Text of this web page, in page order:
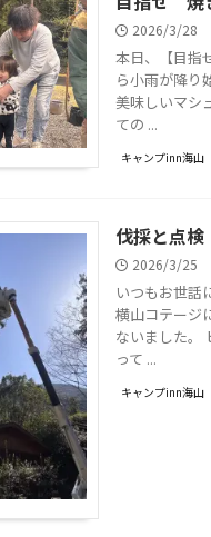
2026/3/28
本日、【目指
ら小雨が降り
美味しいマシ
ての ...
キャンプinn海山
伐採と点検
2026/3/25
いつもお世話
横山コテージ
ないました。
って ...
キャンプinn海山